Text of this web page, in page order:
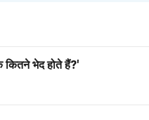
कितने भेद होते हैं?'